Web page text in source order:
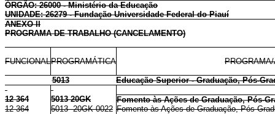
ÓRGÃO: 26000 - Ministério da Educação
UNIDADE: 26279 - Fundação Universidade Federal do Piauí
ANEXO II
PROGRAMA DE TRABALHO (CANCELAMENTO)
FUNCIONALPROGRAMÁTICA
5013 Educação Superior - Graduação, Pós-
12 364 5013 20GK
Fomento às Ações de Graduação, Pós-
12 364
5013 20GK 0022 Fomento às Ações de Graduação, Pós-